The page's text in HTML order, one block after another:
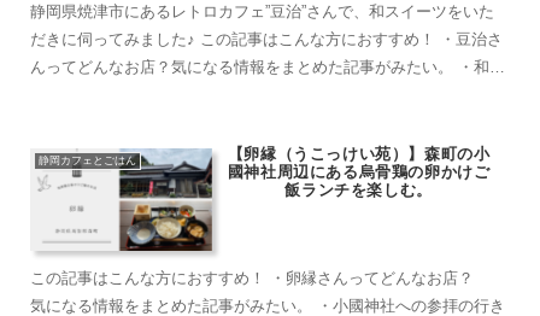
静岡県焼津市にあるレトロカフェ”豆治”さんで、和スイーツをいた
だきに伺ってみました♪ この記事はこんな方におすすめ！ ・豆治さ
んってどんなお店？気になる情報をまとめた記事がみたい。 ・和菓
静岡カフェとごはん
【卵縁（うこっけい苑）】森町の小
國神社周辺にある烏骨鶏の卵かけご
飯ランチを楽しむ。
この記事はこんな方におすすめ！ ・卵縁さんってどんなお店？
気になる情報をまとめた記事がみたい。 ・小國神社への参拝の行き